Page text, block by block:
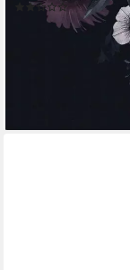
(2)
ab 46,88 € UVP
lieferbar - in 4-5